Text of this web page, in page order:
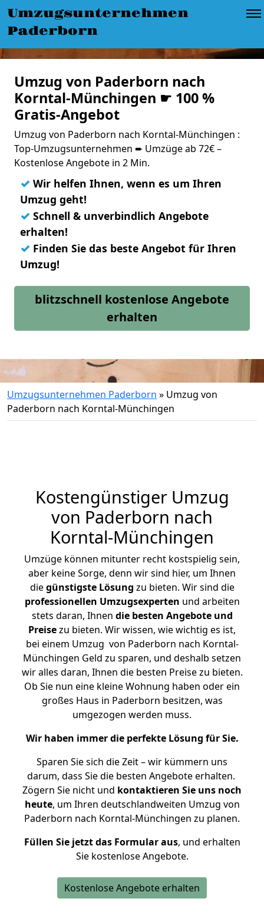
Umzugsunternehmen
Paderborn
Umzug von Paderborn nach
Korntal-Münchingen ☛ 100 %
Gratis-Angebot
Umzug von Paderborn nach Korntal-Münchingen :
Top-Umzugsunternehmen ➨ Umzüge ab 72€ –
Kostenlose Angebote in 2 Min.
✓ Wir helfen Ihnen, wenn es um Ihren
Umzug geht!
✓ Schnell & unverbindlich Angebote
erhalten!
✓ Finden Sie das beste Angebot für Ihren
Umzug!
blitzschnell kostenlose Angebote
erhalten
Umzugsunternehmen Paderborn » Umzug von
Paderborn nach Korntal-Münchingen
Kostengünstiger Umzug
von Paderborn nach
Korntal-Münchingen
Umzüge können mitunter recht kostspielig sein,
aber keine Sorge, denn wir sind hier, um Ihnen
diegünstigste Lösung zu bieten. Wir sind die
professionellen Umzugsexperten und arbeiten
stets daran, Ihnen die besten Angebote und
Preisezu bieten. Wir wissen, wie wichtig es ist,
bei einem Umzug von Paderborn nach Korntal-
Münchingen Geld zu sparen, und deshalb setzen
wir alles daran, Ihnen die besten Preise zu bieten.
Ob Sie nun eine kleine Wohnung haben oder ein
großes Haus in Paderborn besitzen, was
umgezogen werden muss.
Wir haben immer die perfekte Lösung für Sie.
Sparen Sie sich die Zeit – wir kümmern uns
darum, dass Sie die besten Angebote erhalten.
Zögern Sie nicht und kontaktieren Sie uns noch
heute, um Ihren deutschlandweiten Umzug von
Paderborn nach Korntal-Münchingen zu planen.
Füllen Sie jetzt das Formular aus, und erhalten
Sie kostenlose Angebote.
Kostenlose Angebote erhalten